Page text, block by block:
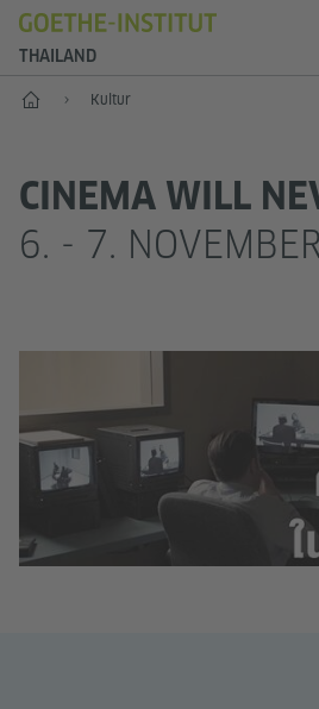
THAILAND
Start Kultur
CINEMA WILL
6. - 7.